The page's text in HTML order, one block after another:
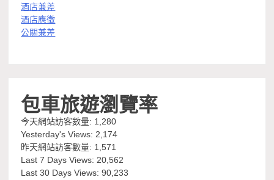
酒店兼差
酒店應徵
公關兼差
包車旅遊瀏覽率
今天網站訪客數量: 1,280
Yesterday's Views: 2,174
昨天網站訪客數量: 1,571
Last 7 Days Views: 20,562
Last 30 Days Views:90,233